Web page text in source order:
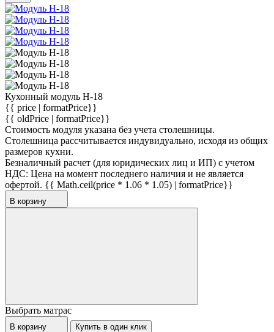
Кухонный модуль Н-18
{{ price | formatPrice}}
{{ oldPrice | formatPrice}}
Стоимость модуля указана без учета столешницы.
Столешница рассчитывается индувидуально, исходя из общих
размеров кухни.
Безналичный расчет (для юридических лиц и ИП) с учетом
НДС: Цена на момент последнего наличия и не является
офертой. {{ Math.ceil(price * 1.06 * 1.05) | formatPrice}}
В корзину
Выбрать матрас
В корзину Купить в один клик